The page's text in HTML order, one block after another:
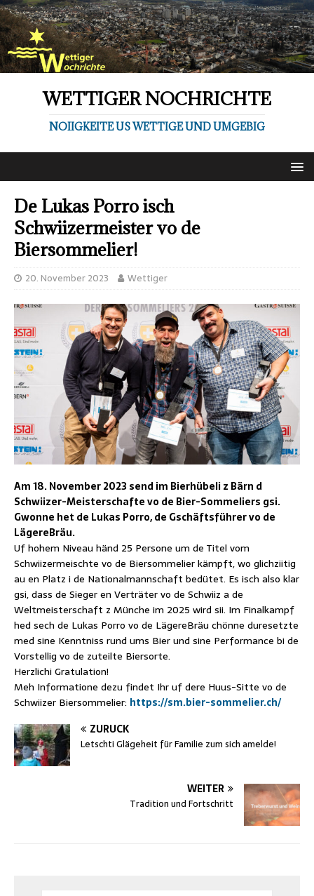
WETTIGER NOCHRICHTE
NOIIGKEITE US WETTIGE UND UMGEBIG
De Lukas Porro isch
Schwiizermeister vo de
Biersommelier!
20. November 2023 Wettiger
Am 18. November 2023 send im Bierhübeli z Bärn d
Schwiizer-Meisterschafte vo de Bier-Sommeliers gsi.
Gwonne het de Lukas Porro, de Gschäftsführer vo de
LägereBräu.
Uf hohem Niveau händ 25 Persone um de Titel vom
Schwiizermeischte vo de Biersommelier kämpft, wo glichziitig
au en Platz i de Nationalmannschaft bedütet. Es isch also klar
gsi, dass de Sieger en Verträter vo de Schwiiz a de
Weltmeisterschaft z Münche im 2025 wird sii. Im Finalkampf
hed sech de Lukas Porro vo de LägereBräu chönne duresetzte
med sine Kenntniss rund ums Bier und sine Performance bi de
Vorstellig vo de zuteilte Biersorte.
Herzlichi Gratulation!
Meh Informatione dezu findet Ihr uf dere Huus-Sitte vo de
Schwiizer Biersommelier: https://sm.bier-sommelier.ch/
ZURÜCK
Letschti Glägeheit für Familie zum sich amelde!
WEITER
Tradition und Fortschritt